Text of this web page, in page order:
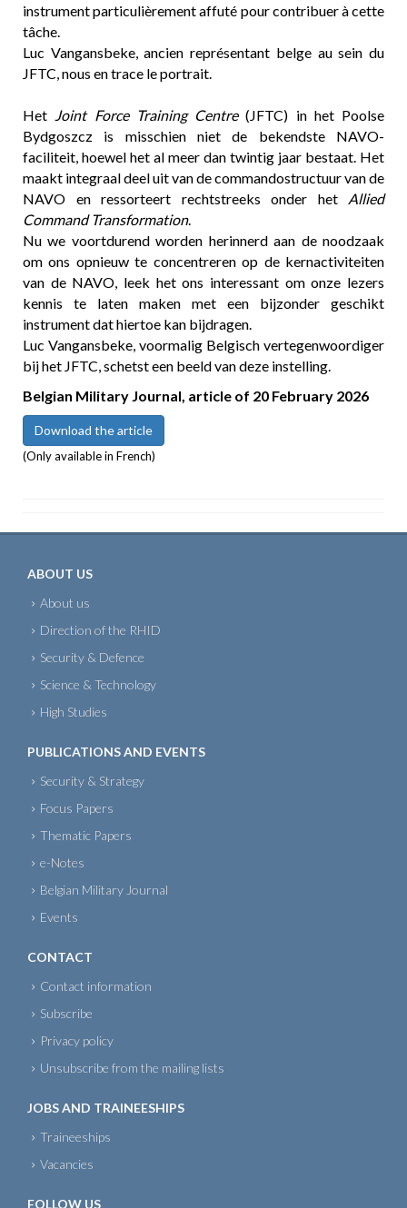
instrument particulièrement affuté pour contribuer à cette
tâche.
Luc Vangansbeke, ancien représentant belge au sein du
JFTC, nous en trace le portrait.
Het Joint Force Training Centre(JFTC) in het Poolse
Bydgoszcz is misschien niet de bekendste NAVO-
faciliteit, hoewel het al meer dan twintig jaar bestaat. Het
maakt integraal deel uit van de commandostructuur van de
NAVO en ressorteert rechtstreeks onder het Allied
Command Transformation.
Nu we voortdurend worden herinnerd aan de noodzaak
om ons opnieuw te concentreren op de kernactiviteiten
van de NAVO, leek het ons interessant om onze lezers
kennis te laten maken met een bijzonder geschikt
instrument dat hiertoe kan bijdragen.
Luc Vangansbeke, voormalig Belgisch vertegenwoordiger
bij het JFTC, schetst een beeld van deze instelling.
Belgian Military Journal, article of 20 February 2026
Download the article
(Only available in French)
ABOUT US
About us
Direction of the RHID
Security & Defence
Science & Technology
High Studies
PUBLICATIONS AND EVENTS
Security & Strategy
Focus Papers
Thematic Papers
e-Notes
Belgian Military Journal
Events
CONTACT
Contact information
Subscribe
Privacy policy
Unsubscribe from the mailing lists
JOBS AND TRAINEESHIPS
Traineeships
Vacancies
FOLLOW US